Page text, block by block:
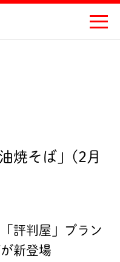
焼そば」(2月
評判屋」ブラン
新登場